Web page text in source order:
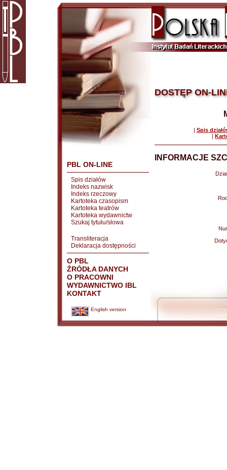
PBL ON-LINE
Spis działów
Indeks nazwisk
Indeks rzeczowy
Kartoteka czasopism
Kartoteka teatrów
Kartoteka wydawnictw
Szukaj tytułu/słowa
Transliteracja
Deklaracja dostępności
O PBL
ŹRÓDŁA DANYCH
O PRACOWNI
WYDAWNICTWO IBL
KONTAKT
English version
DOSTĘP ON-
| Spis
|
INFORMACJE